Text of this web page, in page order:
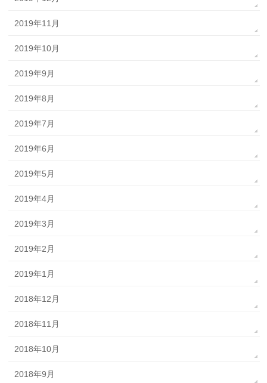
2019年11月
2019年10月
2019年9月
2019年8月
2019年7月
2019年6月
2019年5月
2019年4月
2019年3月
2019年2月
2019年1月
2018年12月
2018年11月
2018年10月
2018年9月